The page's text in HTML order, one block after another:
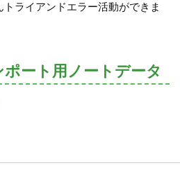
ライアンドエラー活動ができま
ート用ノートデータ